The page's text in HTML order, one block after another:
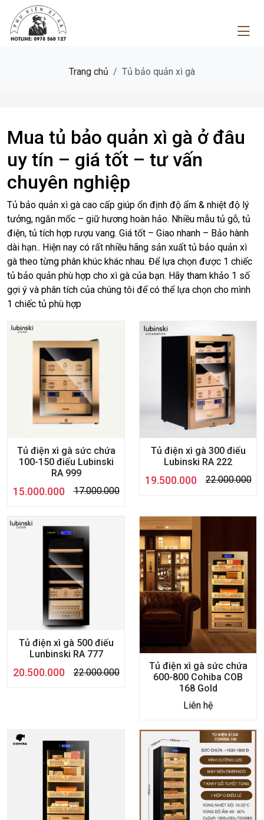
Trang chủ Tủ bảo quản xì gà
Mua tủ bảo quản xì gà ở đâu
uy tín – giá tốt – tư vấn
chuyên nghiệp
Tủ bảo quản xì gà cao cấp giúp ổn định độ ẩm & nhiệt độ lý
tưởng, ngăn mốc – giữ hương hoàn hảo. Nhiều mẫu tủ gỗ, tủ
điện, tủ tích hợp rượu vang. Giá tốt – Giao nhanh – Bảo hành
dài hạn.. Hiện nay có rất nhiều hãng sản xuất tủ bảo quản xì
gà theo từng phân khúc khác nhau. Để lựa chọn được 1 chiếc
tủ bảo quản phù hợp cho xì gà của bạn. Hãy tham khảo 1 số
gợi ý và phân tích của chúng tôi để có thể lựa chọn cho mình
1 chiếc tủ phù hợp
Tủ điện xì gà sức chứa
100-150 điếu Lubinski
RA 999
15.000.000 17.000.000
Tủ điện xì gà 300 điếu
Lubinski RA 222
19.500.000 22.000.000
Tủ điện xì gà 500 điếu
Lunbinski RA 777
20.500.000 22.000.000
Tủ điện xì gà sức chứa
600-800 Cohiba COB
168 Gold
Liên hệ